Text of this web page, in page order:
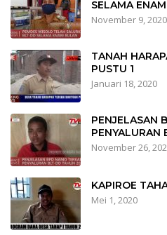
SELAMA
November 9, 2020
TANAH
PUSTU 1
Januari 18, 2020
PENJELASAN
PENYALURAN
November 26,
KAPIROE
Mei 1, 2020